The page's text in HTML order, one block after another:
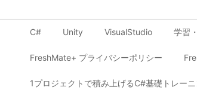
C# Unity VisualStudio 学習
FreshMate+ プライバシーポリシー
1プロジェクトで積み上げるC#基礎トレー